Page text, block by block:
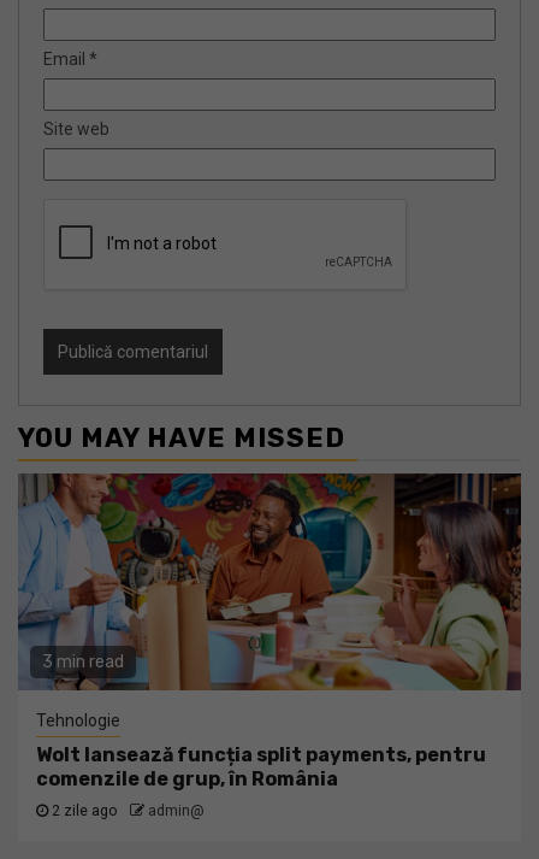
Email *
Site web
YOU MAY HAVE MISSED
3 min read
Tehnologie
Wolt lansează funcția split payments, pentru
comenzile de grup, în România
2 zile ago admin@